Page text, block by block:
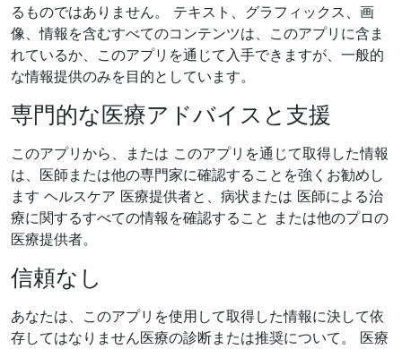
るものではありません。 テキスト、グラフィックス、画
像、情報を含むすべてのコンテンツは、このアプリに含ま
れているか、このアプリを通じて入手できますが、一般的
な情報提供のみを目的としています。
専門的な医療アドバイスと支援
このアプリから、または このアプリを通じて取得した情報
は、医師または他の専門家に確認することを強くお勧めし
ます ヘルスケア 医療提供者と、病状または 医師による治
療に関するすべての情報を確認すること または他のプロの
医療提供者。
信頼なし
あなたは、このアプリを使用して取得した情報に決して依
存してはなりません医療の診断または推奨について。 医療